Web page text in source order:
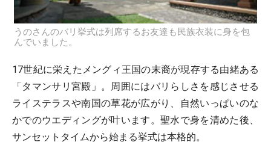
うのさんのバリ挙式は列席するお友達も民族衣装に身を包
んでいました。
17世紀に栄えたメングィ王国の末裔が現存する由緒ある
「タマンサリ宮殿」。周囲にはバリらしさを感じさせる
ライステラスや南国の草花が広がり、自然いっぱいのな
かでのウエディングが叶います。聖水で身を清めた後、
サンセットタイムから始まる挙式は本格的。